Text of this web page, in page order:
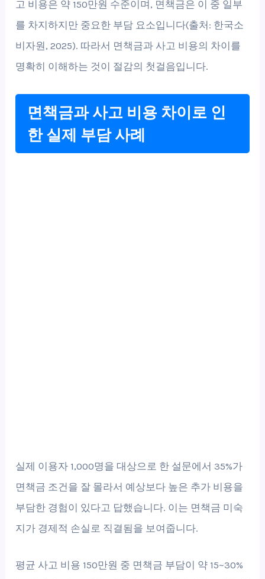
고 비용은 약 150만원 수준이며, 면책금은 이 중 일부
를 차지하지만 중요한 부담 요소입니다(출처: 한국소
비자원, 2025). 따라서 면책금과 사고 비용의 차이를
명확히 이해하는 것이 절감의 첫걸음입니다.
면책금과 사고 비용 차이로 인
한 실제 부담 사례
실제 이용자 1,000명을 대상으로 한 설문에서 35%가
면책금 조건을 잘 몰라서 예상보다 높은 추가 비용을
부담한 경험이 있다고 답했습니다. 이는 면책금 미숙
지가 경제적 손실로 직결됨을 보여줍니다.
평균 사고 비용 150만원 중 면책금 부담이 약 15~30%